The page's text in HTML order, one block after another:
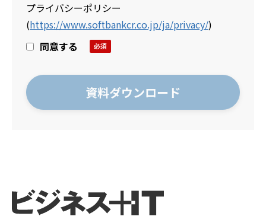
プライバシーポリシー
(https://www.softbankcr.co.jp/ja/privacy/)
同意する